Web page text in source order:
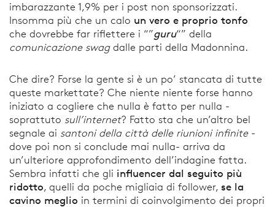
imbarazzante 1,9% per i post non sponsorizzati.
Insomma più che un calo un vero e proprio tonfo
che dovrebbe far riflettere i “”guru“” della
comunicazione swagdalle parti della Madonnina.
Che dire? Forse la gente si è un po’ stancata di tutte
queste markettate? Che niente niente forse hanno
iniziato a cogliere che nulla è fatto per nulla -
soprattuto sull’internet? Fatto sta che un’altro bel
segnale ai santoni della città delle riunioni infinite-
dove poi non si conclude mai nulla- arriva da
un’ulteriore approfondimento dell’indagine fatta.
Sembra infatti che gli influencer dal seguito più
ridotto, quelli da poche migliaia di follower, se la
cavino meglio in termini di coinvolgimento dei propri